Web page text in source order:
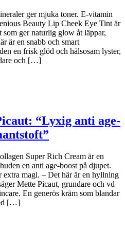
ger mjuka toner. E-vitamin
Beauty Lip Cheek Eye Tint är
som ger naturlig glow åt läppar,
är en snabb och smart
en frisk glöd och hälsosam lyster,
och […]
“Lyxig anti age-
Super Rich Cream är en
en anti age-boost på djupet.
magi. – Det här är en hyllning
Mette Picaut, grundare och vd
En generös kräm som blandar
[…]